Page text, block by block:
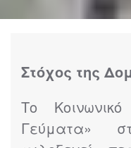
Στόχος της
Το
Γεύματα»